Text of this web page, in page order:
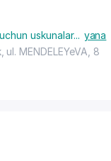
uskunalar... yana
ul. MENDELEYeVA , 8